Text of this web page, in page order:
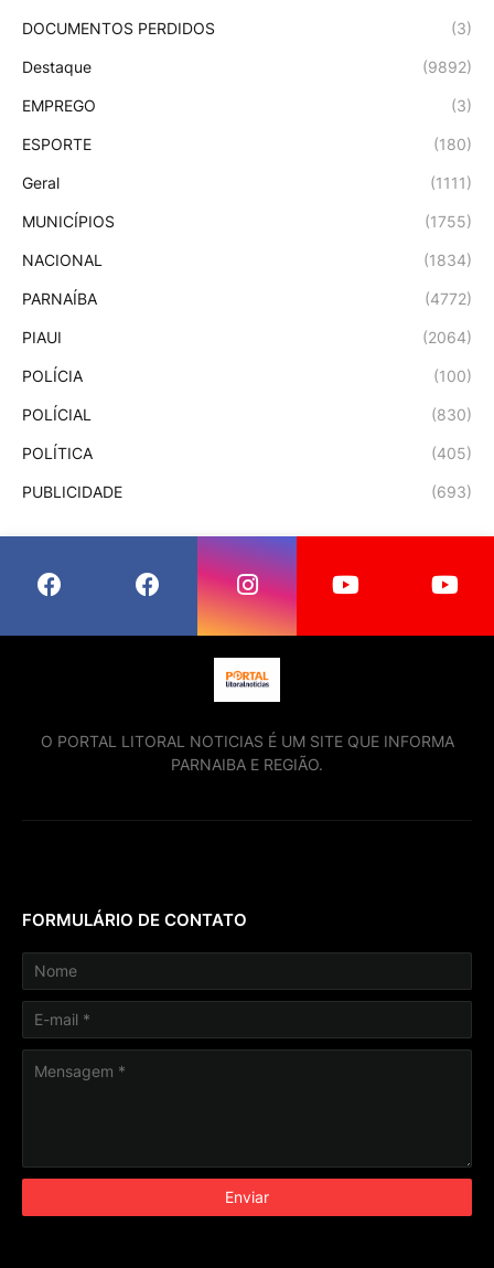
DOCUMENTOS PERDIDOS (3)
Destaque (9892)
EMPREGO (3)
ESPORTE (180)
Geral (1111)
MUNICÍPIOS (1755)
NACIONAL (1834)
PARNAÍBA (4772)
PIAUI (2064)
POLÍCIA (100)
POLÍCIAL (830)
POLÍTICA (405)
PUBLICIDADE (693)
O PORTAL LITORAL NOTICIAS É UM SITE QUE INFORMA
PARNAIBA E REGIÃO.
FORMULÁRIO DE CONTATO